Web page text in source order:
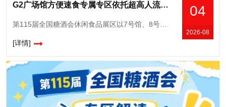
04
2026-08
G2广场馆方便速食专属专区依托超高人流优势，2026南京秋糖休闲食品展区新品试销爆品推广黄金场馆
第115届全国糖酒会休闲食品展区以7号馆、8号馆、10号馆及广场展厅G2馆的超大展示空间，实现休闲食品全品类连片呈现，是糖酒会展览面积**的核心板块之一。从国民零食、网红爆品到地域特产、节日礼盒，
[详情]